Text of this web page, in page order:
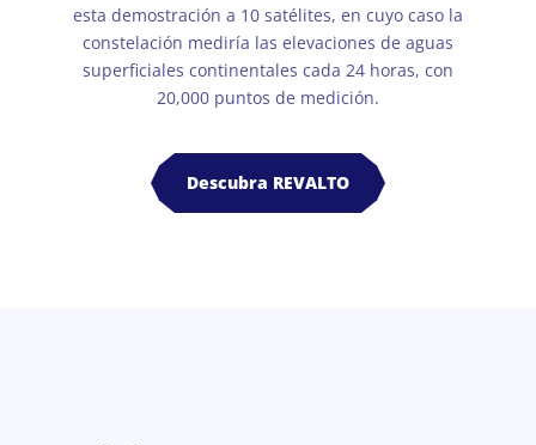
esta demostración a 10 satélites, en cuyo caso la
constelación mediría las elevaciones de aguas
superficiales continentales cada 24 horas, con
20,000 puntos de medición.
Descubra REVALTO